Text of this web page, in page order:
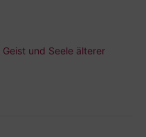
Geist und Seele älterer